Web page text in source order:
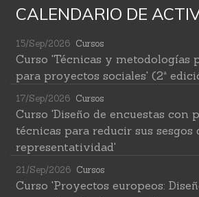
CALENDARIO DE
15/Sep/2026 Cursos
Curso 'Técnicas y metodologías
para proyectos sociales' (2ª
17/Sep/2026 Cursos
Curso 'Diseño de encuestas con
técnicas para reducir sus sesgos
representatividad'
21/Sep/2026 Cursos
Curso 'Proyectos europeos: